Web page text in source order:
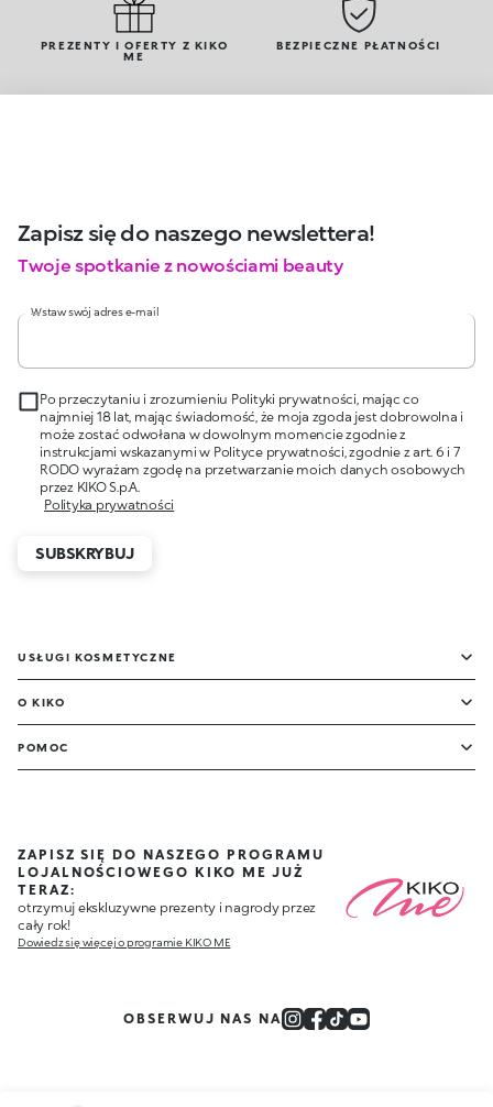
PREZENTY I OFERTY Z KIKO
ME
BEZPIECZNE PŁATNOŚCI
Zapisz się do naszego newslettera!
Twoje spotkanie z nowościami beauty
Wstaw swój adres e-mail
Po przeczytaniu i zrozumieniu Polityki prywatności, mając co
najmniej 18 lat, mając świadomość, że moja zgoda jest dobrowolna i
może zostać odwołana w dowolnym momencie zgodnie z
instrukcjami wskazanymi w Polityce prywatności, zgodnie z art. 6 i 7
RODO wyrażam zgodę na przetwarzanie moich danych osobowych
przez KIKO S.p.A.
Polityka prywatności
SUBSKRYBUJ
USŁUGI KOSMETYCZNE
O KIKO
POMOC
ZAPISZ SIĘ DO NASZEGO PROGRAMU
LOJALNOŚCIOWEGO KIKO ME JUŻ
TERAZ:
otrzymuj ekskluzywne prezenty i nagrody przez
cały rok!
Dowiedz się więcej o programie KIKO ME
OBSERWUJ NAS NA